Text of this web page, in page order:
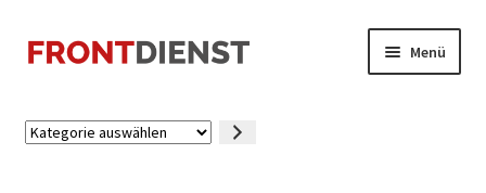
Zur
Navigation
Zum
Inhalt
Menü
Kategorie